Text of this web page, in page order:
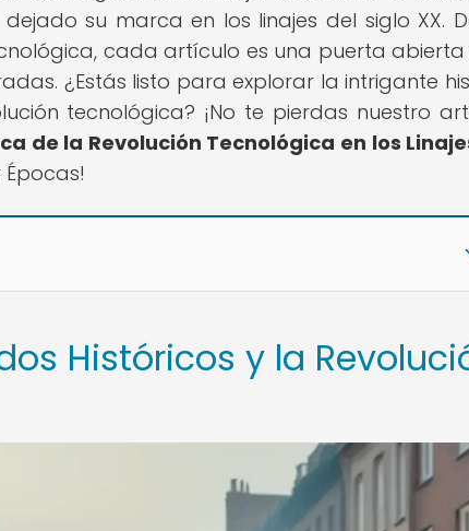
su marca en los linajes del siglo XX.
cada artículo es una puerta
¿Estás listo para explorar la intrigante
tecnológica? ¡No te pierdas nuestro
de la Revolución Tecnológica en los
Históricos y la